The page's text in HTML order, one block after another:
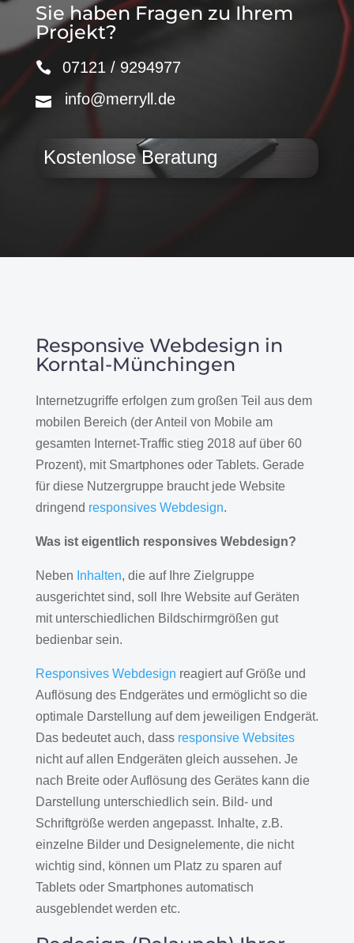
Sie haben Fragen zu Ihrem
Projekt?
07121 / 9294977
info@merryll.de
Kostenlose Beratung
Responsive Webdesign in
Korntal-Münchingen
Internetzugriffe erfolgen zum großen Teil aus dem
mobilen Bereich (der Anteil von Mobile am
gesamten Internet-Traffic stieg 2018 auf über 60
Prozent), mit Smartphones oder Tablets. Gerade
für diese Nutzergruppe braucht jede Website
dringend responsives Webdesign.
Was ist eigentlich responsives Webdesign?
Neben Inhalten, die auf Ihre Zielgruppe
ausgerichtet sind, soll Ihre Website auf Geräten
mit unterschiedlichen Bildschirmgrößen gut
bedienbar sein.
Responsives Webdesign reagiert auf Größe und
Auflösung des Endgerätes und ermöglicht so die
optimale Darstellung auf dem jeweiligen Endgerät.
Das bedeutet auch, dass responsive Websites
nicht auf allen Endgeräten gleich aussehen. Je
nach Breite oder Auflösung des Gerätes kann die
Darstellung unterschiedlich sein. Bild- und
Schriftgröße werden angepasst. Inhalte, z.B.
einzelne Bilder und Designelemente, die nicht
wichtig sind, können um Platz zu sparen auf
Tablets oder Smartphones automatisch
ausgeblendet werden etc.